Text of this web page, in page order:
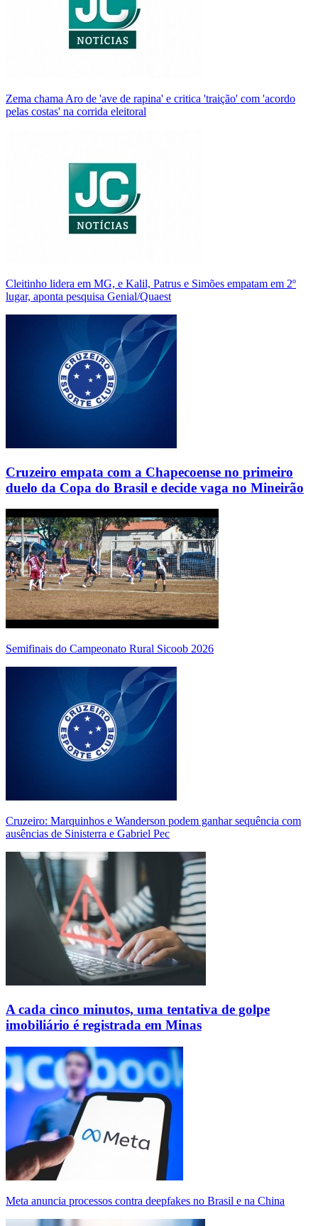
Zema chama Aro de 'ave de rapina' e critica 'traição' com 'acordo
pelas costas' na corrida eleitoral
Cleitinho lidera em MG, e Kalil, Patrus e Simões empatam em 2º
lugar, aponta pesquisa Genial/Quaest
Cruzeiro empata com a Chapecoense no primeiro
duelo da Copa do Brasil e decide vaga no Mineirão
Semifinais do Campeonato Rural Sicoob 2026
Cruzeiro: Marquinhos e Wanderson podem ganhar sequência com
ausências de Sinisterra e Gabriel Pec
A cada cinco minutos, uma tentativa de golpe
imobiliário é registrada em Minas
Meta anuncia processos contra deepfakes no Brasil e na China